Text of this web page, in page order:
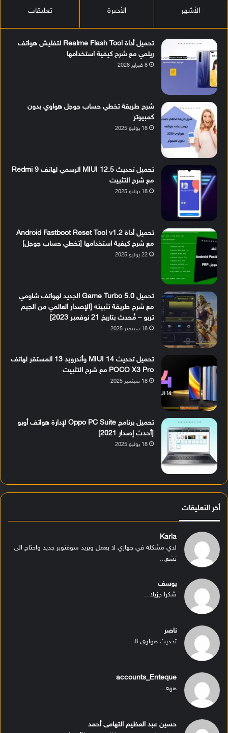
الأشهر الأخيرة تعليقات
تحميل أداة Realme Flash Tool لتفليش هواتف
ريلمي مع شرح كيفية استخدامها
8 فبراير 2026
شرح طريقة تخطي حساب جوجل هواوي بدون
كمبيوتر
18 يوليو 2025
تحميل تحديث MIUI 12.5 الرسمي لهاتف Redmi 9
مع شرح التثبيت
18 يوليو 2025
تحميل أداة Android Fastboot Reset Tool v1.2
مع شرح كيفية استخدامها [تخطي حساب جوجل]
22 يوليو 2025
تحميل Game Turbo 5.0 الجديد لهواتف شاومي
مع شرح طريقة تثبيته [الإصدار العالمي من الجيم
تربو – مُحدث بتاريخ 21 نوفمبر 2023]
18 سبتمبر 2025
تحميل تحديث MIUI 14 وأندرويد 13 المستقر لهاتف
POCO X3 Pro مع شرح التثبيت
18 سبتمبر 2025
تحميل برنامج Oppo PC Suite لإدارة هواتف أوبو
[أحدث إصدار 2021]
18 يوليو 2025
أخر التعليقات
Karla
لدي مشكله في جهازي لا يعمل ويريد سوفتوير جديد واحتاج الى
تشغ...
يوسف
شكرا جزيلا...
ناصر
تحديث هواوي 8...
accounts_Enteque
ههه...
حسين عبد العظيم التهامى أحمد